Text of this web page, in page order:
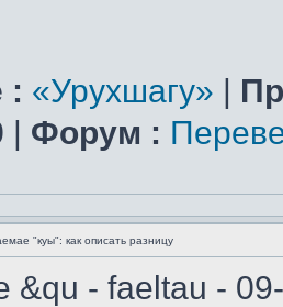
: «Урухшагу» |
| Форум :
"куы": как описать разницу
- faeltau -